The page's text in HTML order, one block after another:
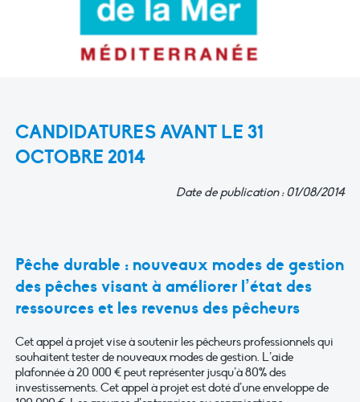
CANDIDATURES AVANT LE 31
OCTOBRE 2014
Date de publication : 01/08/2014
Pêche durable : nouveaux modes de gestion
des pêches visant à améliorer l’état des
ressources et les revenus des pêcheurs
Cet appel à projet vise à soutenir les pêcheurs professionnels qui
souhaitent tester de nouveaux modes de gestion. L’aide
plafonnée à 20 000 € peut représenter jusqu’à 80% des
investissements. Cet appel à projet est doté d’une enveloppe de